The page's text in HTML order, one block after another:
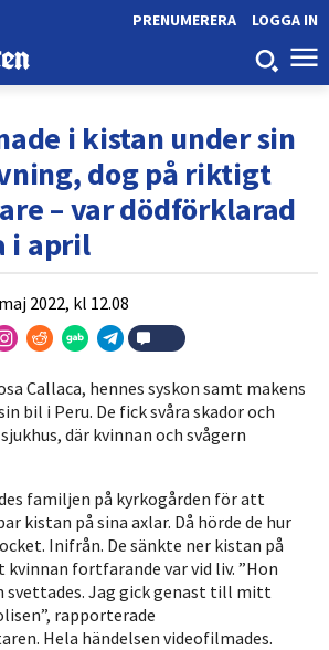
LOGGA IN
PRENUMERERA
i kistan under sin
dog på riktigt
– var dödförklarad
i april
2022, kl 12.08
Callaca, hennes syskon samt makens
bil i Peru. De fick svåra skador och
där kvinnan och svågern
familjen på kyrkogården för att
kistan på sina axlar. Då hörde de hur
Inifrån. De sänkte ner kistan på
fortfarande var vid liv. ”Hon
svettades. Jag gick genast till mitt
rapporterade
Hela händelsen videofilmades.